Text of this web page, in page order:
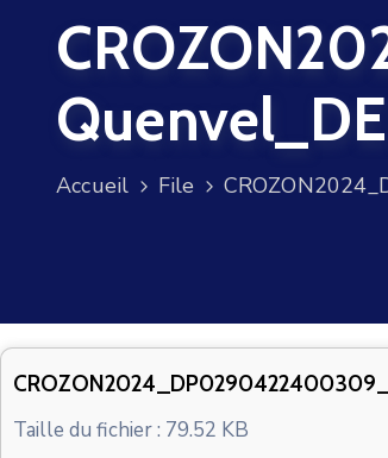
Accueil File
Taille du fichier : 79.52 KB